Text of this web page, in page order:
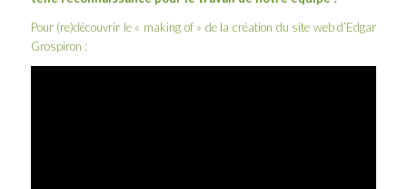
Pour (re)découvrir le « making of » de la création du site web d’Edgar
Grospiron :